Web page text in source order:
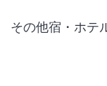
その他宿・ホテ